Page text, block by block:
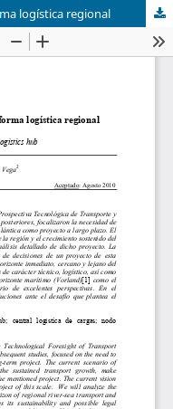
logística regional